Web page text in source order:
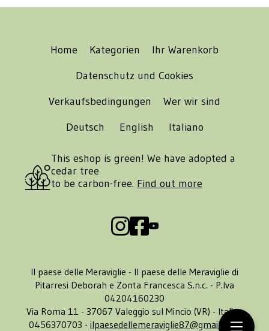
Home Kategorien
Ihr Warenkorb
Datenschutz und Cookies
Verkaufsbedingungen
Wer wir sind
Deutsch
English Italiano
This eshop is green! We have adopted a
cedar tree
to be carbon-free. Find out more
Il paese delle Meraviglie - Il paese delle Meraviglie di
Pitarresi Deborah e Zonta Francesca S.n.c. - P.Iva
04204160230
Via Roma 11 - 37067 Valeggio sul Mincio (VR) - Italia -
0456370703 - ilpaesedellemeraviglie87@gmail.com